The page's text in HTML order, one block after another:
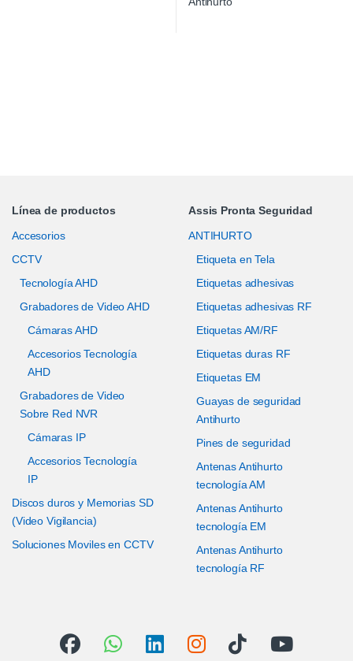
Línea de productos
Accesorios
CCTV
Tecnología AHD
Grabadores de Video AHD
Cámaras AHD
Accesorios Tecnología
AHD
Grabadores de Video
Sobre Red NVR
Cámaras IP
Accesorios Tecnología
IP
Discos duros y Memorias SD
(Video Vigilancia)
Soluciones Moviles en CCTV
Assis Pronta Seguridad
ANTIHURTO
Etiqueta en Tela
Etiquetas adhesivas
Etiquetas adhesivas RF
Etiquetas AM/RF
Etiquetas duras RF
Etiquetas EM
Guayas de seguridad
Antihurto
Pines de seguridad
Antenas Antihurto
tecnología AM
Antenas Antihurto
tecnología EM
Antenas Antihurto
tecnología RF